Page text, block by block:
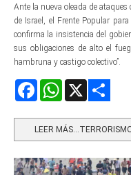
Ante la nueva oleada de
de Israel, el Frente Popular
confirma la insistencia del
sus obligaciones de alto el
hambruna y castigo colectivo”.
FacebookWhatsApp
LEER